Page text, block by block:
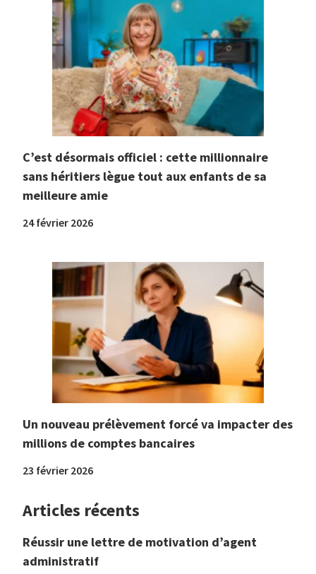
C’est désormais officiel : cette millionnaire
sans héritiers lègue tout aux enfants de sa
meilleure amie
24 février 2026
Un nouveau prélèvement forcé va impacter des
millions de comptes bancaires
23 février 2026
Articles récents
Réussir une lettre de motivation d’agent
administratif